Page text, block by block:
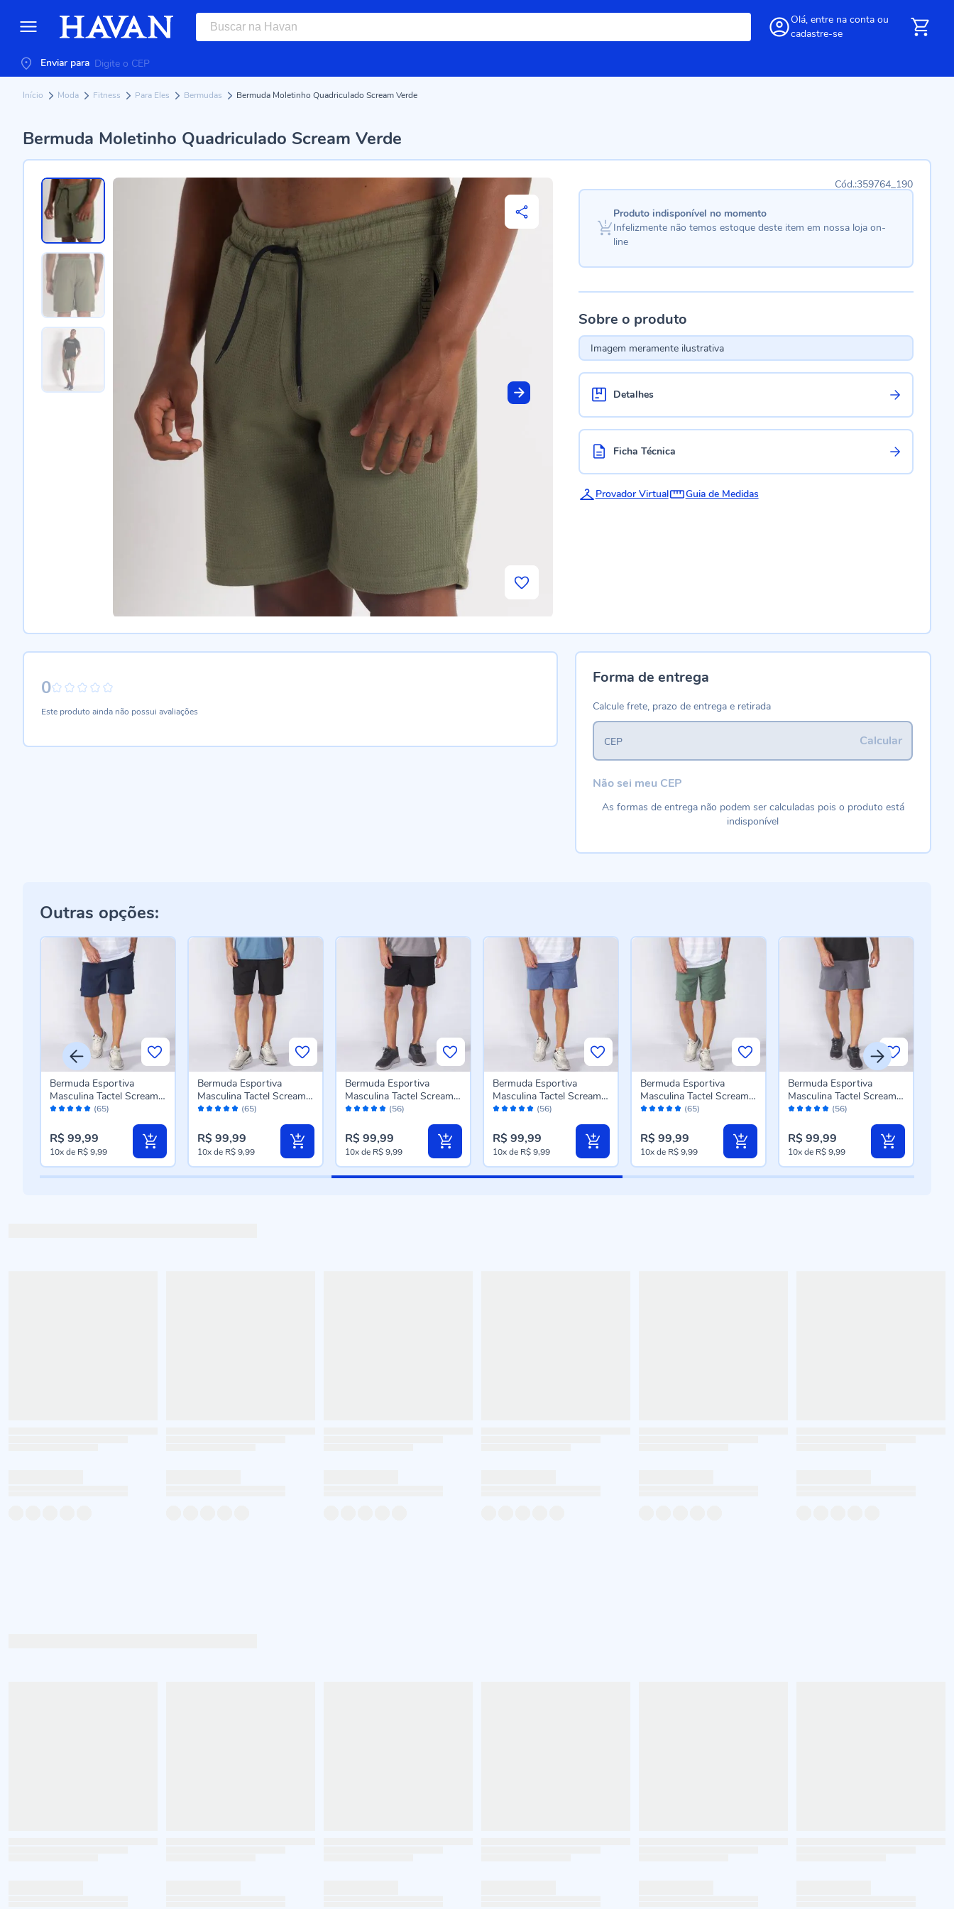
Olá, entre na conta ou
cadastre-se
Enviar para
Início Moda Fitness Para Eles Bermudas Bermuda Moletinho Quadriculado Scream Verde
Bermuda Moletinho Quadriculado Scream Verde
359764_190
Produto indisponível no momento
Infelizmente não temos estoque deste item em nossa loja on-
line
Sobre o produto
Imagem meramente ilustrativa
Detalhes
Ficha Técnica
Provador Virtual Guia de Medidas
0
Este produto ainda não possui avaliações
Forma de entrega
Calcule frete, prazo de entrega e retirada
Calcular
CEP
Não sei meu CEP
As formas de entrega não podem ser calculadas pois o produto está
indisponível
Outras opções:
Avaliação: (65)
Bermuda Esportiva
Masculina Tactel Scream
Azul Marinho
R$ 99,99
10xde R$ 9,99
Avaliação: (65)
Bermuda Esportiva
Masculina Tactel Scream
Preto
R$ 99,99
10xde R$ 9,99
Avaliação: (56)
Bermuda Esportiva
Masculina Tactel Scream
Preto
R$ 99,99
10xde R$ 9,99
Avaliação: (56)
Bermuda Esportiva
Masculina Tactel Scream
Azul Escuro
R$ 99,99
10xde R$ 9,99
Avaliação: (65)
Bermuda Esportiva
Masculina Tactel Scream
Oliva
R$ 99,99
10xde R$ 9,99
Avaliação: (56)
Bermuda Esportiva
Masculina Tactel Scream
Granito
R$ 99,99
10xde R$ 9,99